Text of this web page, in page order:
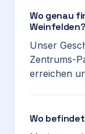
Wo genau
Weinfelden?
Unser
Zentrums-
erreichen
Wo